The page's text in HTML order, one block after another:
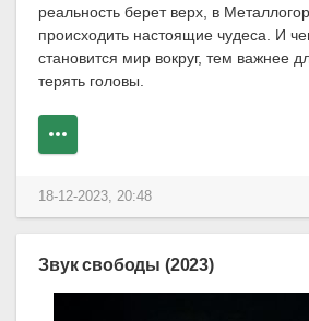
реальность берет верх, в
происходить настоящие чудеса. И
становится мир вокруг, тем важнее
терять головы.
18-12-2023, 20:48
Звук свободы (2023)